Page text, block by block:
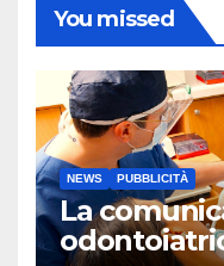
You missed
NEWS PUBBLICITÀ
La